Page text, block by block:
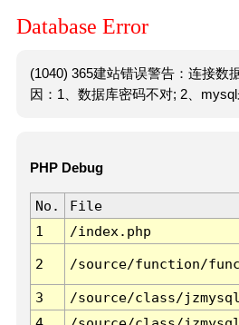
Database Error
(1040) 365建站错误警告：连接数
因：1、数据库密码不对; 2、mysql
PHP Debug
No. File
1
/index.php
2 /source/function/
3 /source/class/